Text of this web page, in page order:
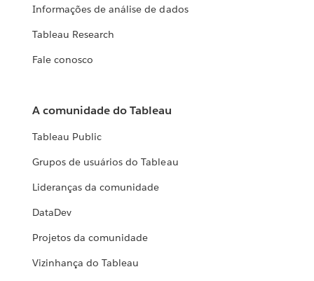
Informações de análise de dados
Tableau Research
Fale conosco
A comunidade do Tableau
Tableau Public
Grupos de usuários do Tableau
Lideranças da comunidade
DataDev
Projetos da comunidade
Vizinhança do Tableau